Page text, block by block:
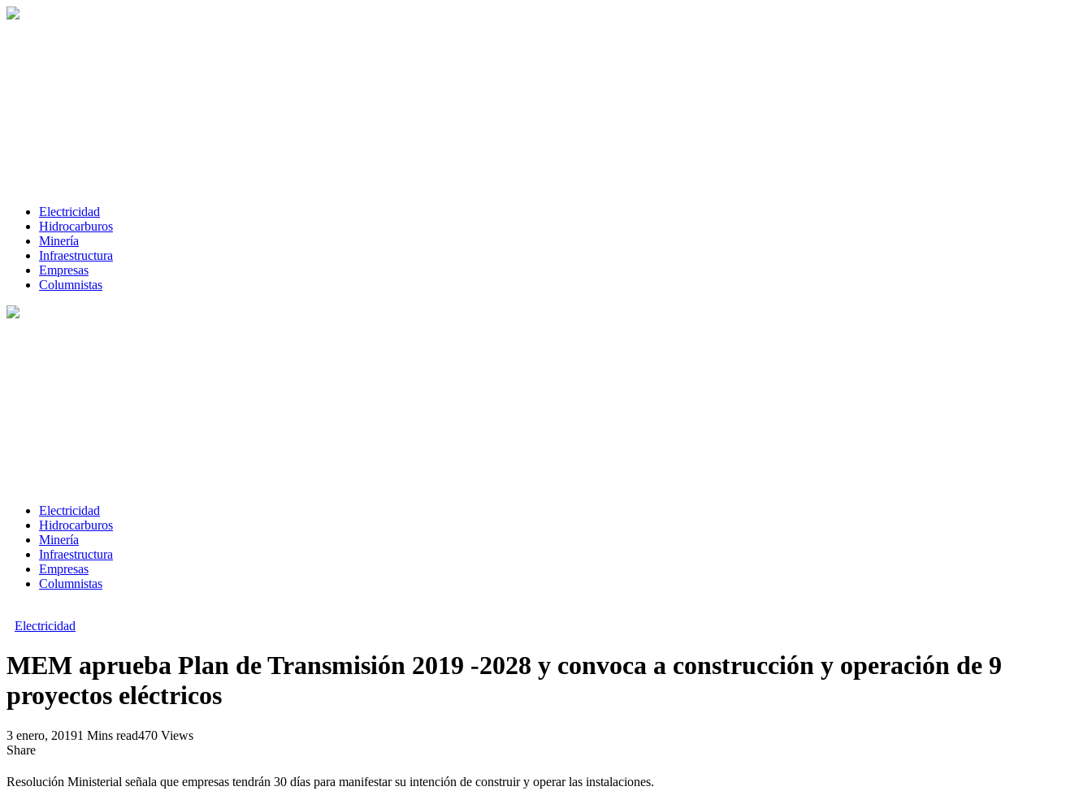
Electricidad
Hidrocarburos
Minería
Infraestructura
Empresas
Columnistas
Electricidad
Hidrocarburos
Minería
Infraestructura
Empresas
Columnistas
Electricidad
MEM aprueba Plan de Transmisión 2019 -2028 y convoca a construcción y operación de 9
proyectos eléctricos
3 enero, 20191 Mins read470 Views
Share
Resolución Ministerial señala que empresas tendrán 30 días para manifestar su intención de construir y operar las instalaciones.